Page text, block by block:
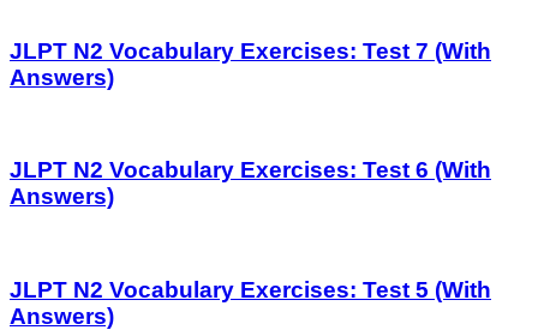
JLPT N2 Vocabulary Exercises: Test 7 (With
Answers)
JLPT N2 Vocabulary Exercises: Test 6 (With
Answers)
JLPT N2 Vocabulary Exercises: Test 5 (With
Answers)